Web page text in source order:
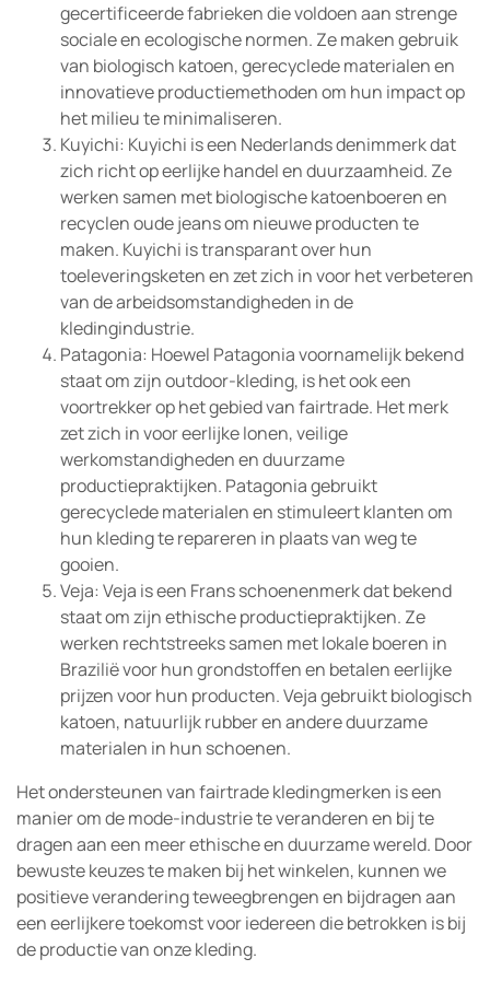
gecertificeerde fabrieken die voldoen aan strenge
sociale en ecologische normen. Ze maken gebruik
van biologisch katoen, gerecyclede materialen en
innovatieve productiemethoden om hun impact op
het milieu te minimaliseren.
Kuyichi: Kuyichi is een Nederlands denimmerk dat
zich richt op eerlijke handel en duurzaamheid. Ze
werken samen met biologische katoenboeren en
recyclen oude jeans om nieuwe producten te
maken. Kuyichi is transparant over hun
toeleveringsketen en zet zich in voor het verbeteren
van de arbeidsomstandigheden in de
kledingindustrie.
Patagonia: Hoewel Patagonia voornamelijk bekend
staat om zijn outdoor-kleding, is het ook een
voortrekker op het gebied van fairtrade. Het merk
zet zich in voor eerlijke lonen, veilige
werkomstandigheden en duurzame
productiepraktijken. Patagonia gebruikt
gerecyclede materialen en stimuleert klanten om
hun kleding te repareren in plaats van weg te
gooien.
Veja: Veja is een Frans schoenenmerk dat bekend
staat om zijn ethische productiepraktijken. Ze
werken rechtstreeks samen met lokale boeren in
Brazilië voor hun grondstoffen en betalen eerlijke
prijzen voor hun producten. Veja gebruikt biologisch
katoen, natuurlijk rubber en andere duurzame
materialen in hun schoenen.
Het ondersteunen van fairtrade kledingmerken is een
manier om de mode-industrie te veranderen en bij te
dragen aan een meer ethische en duurzame wereld. Door
bewuste keuzes te maken bij het winkelen, kunnen we
positieve verandering teweegbrengen en bijdragen aan
een eerlijkere toekomst voor iedereen die betrokken is bij
de productie van onze kleding.